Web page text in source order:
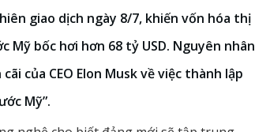
giao dịch ngày 8/7, khiến vốn hóa thị
Mỹ bốc hơi hơn 68 tỷ USD. Nguyên nhân
của CEO Elon Musk về việc thành lập
Mỹ”.